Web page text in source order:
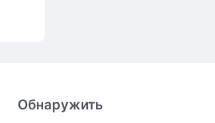
Обнаружить